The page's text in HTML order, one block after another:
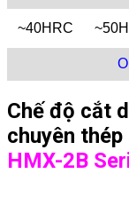
~40HRC
Ο
Chế độ cắt d
chuyên
HMX-2B